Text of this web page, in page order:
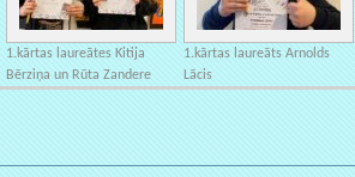
1.kārtas laureātes Kitija
Bērziņa un Rūta Zandere
1.kārtas laureāts Arnolds
Lācis